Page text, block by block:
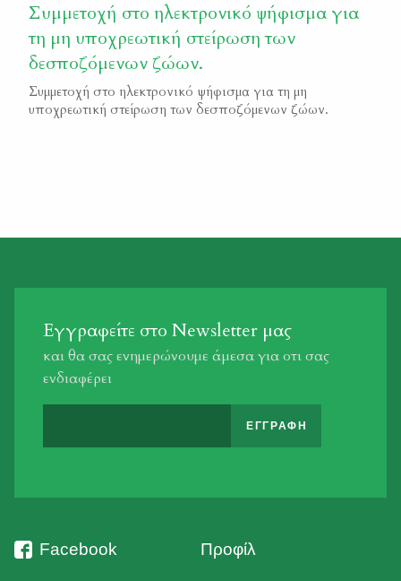
Συμμετοχή στο ηλεκτρονικό ψήφισμα για
τη μη υποχρεωτική στείρωση των
δεσποζόμενων ζώων.
Συμμετοχή στο ηλεκτρονικό ψήφισμα για τη μη
υποχρεωτική στείρωση των δεσποζόμενων ζώων.
Εγγραφείτε στο Newsletter μας
και θα σας ενημερώνουμε άμεσα για οτι σας
ενδιαφέρει
Facebook Προφίλ